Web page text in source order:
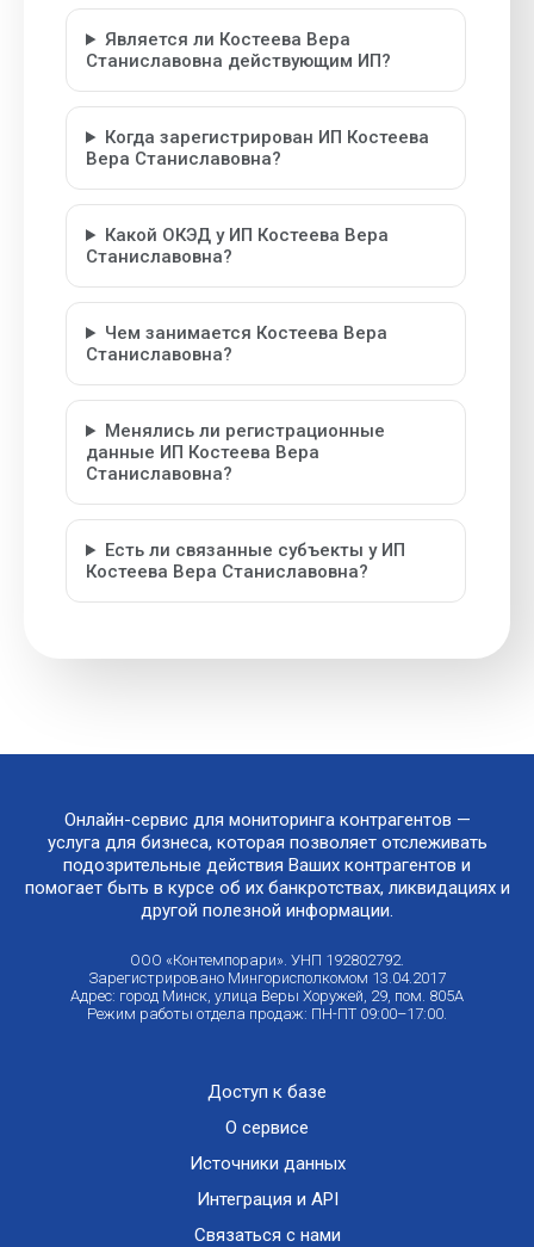
Является ли Костеева Вера
Станиславовна действующим ИП?
Когда зарегистрирован ИП Костеева
Вера Станиславовна?
Какой ОКЭД у ИП Костеева Вера
Станиславовна?
Чем занимается Костеева Вера
Станиславовна?
Менялись ли регистрационные
данные ИП Костеева Вера
Станиславовна?
Есть ли связанные субъекты у ИП
Костеева Вера Станиславовна?
Онлайн-сервис для мониторинга контрагентов —
услуга для бизнеса, которая позволяет отслеживать
подозрительные действия Ваших контрагентов и
помогает быть в курсе об их банкротствах, ликвидациях и
другой полезной информации.
ООО «Контемпорари». УНП 192802792.
Зарегистрировано Мингорисполкомом 13.04.2017
Адрес: город Минск, улица Веры Хоружей, 29, пом. 805А
Режим работы отдела продаж: ПН-ПТ 09:00–17:00.
Доступ к базе
О сервисе
Источники данных
Интеграция и API
Связаться с нами